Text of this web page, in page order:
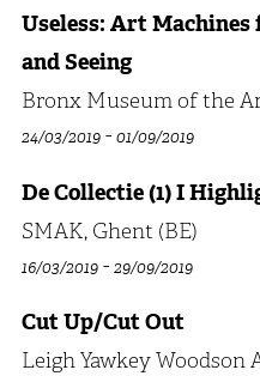
Useless: Art
and Seeing
Bronx Museum of the
24/03/2019-01/09/2019
De Collectie (1) I
SMAK, Ghent (BE)
16/03/2019-29/09/2019
Cut Up/Cut Out
Leigh Yawkey Woodson